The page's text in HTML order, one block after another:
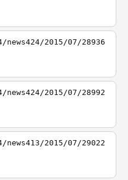
2015/07/28936
2015/07/28992
2015/07/29022